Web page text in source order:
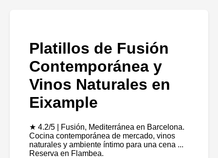
Platillos de Fusión
Contemporánea y
Vinos Naturales en
Eixample
★ 4.2/5 | Fusión, Mediterránea en Barcelona.
Cocina contemporánea de mercado, vinos
naturales y ambiente íntimo para una cena ...
Reserva en Flambea.